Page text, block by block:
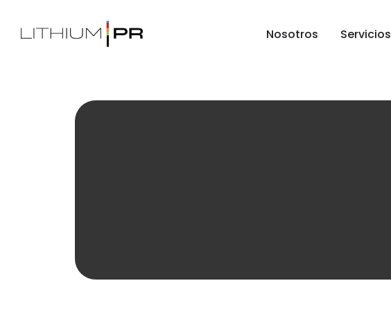
Nosotros Servicios